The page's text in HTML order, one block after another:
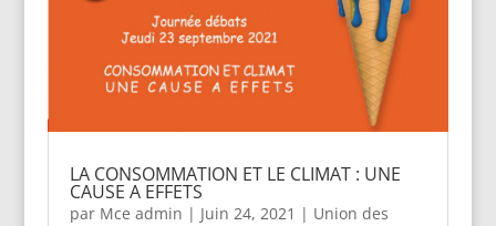
LA CONSOMMATION ET LE CLIMAT : UNE
CAUSE A EFFETS
par Mce admin | Juin 24, 2021 | Union des